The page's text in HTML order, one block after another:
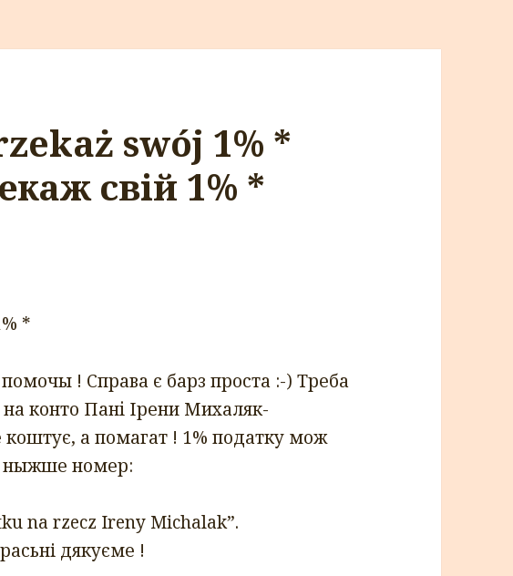
swój 1% *
свiй 1% *
*
! Справа є барз проста :-) Треба
конто Пані Ірени Миxаляк-
а помагат ! 1% податку мож
ныжше номер:
na rzecz Ireny Michalak”.
дякуєме !